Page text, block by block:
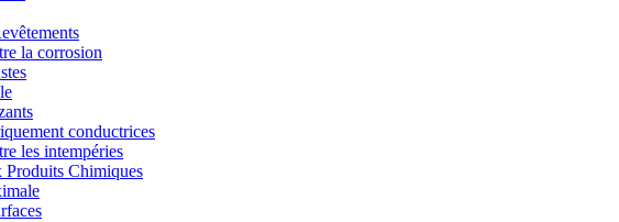
la corrosion
conductrices
les intempéries
Produits Chimiques